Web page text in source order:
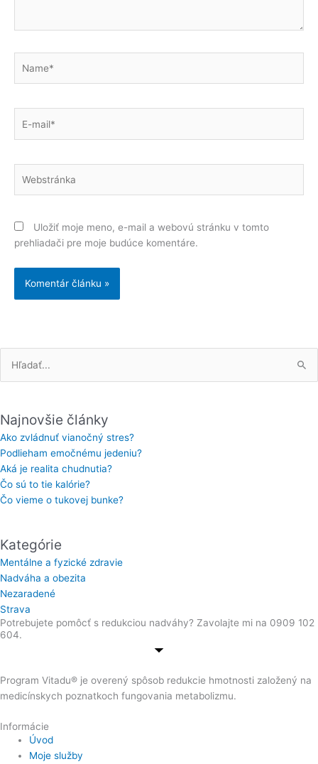
mail*
Uložiť moje meno, e-mail a webovú stránku v tomto
prehliadači pre moje budúce komentáre.
Vyhľadať:
Najnovšie články
Ako zvládnuť vianočný stres?
Podlieham emočnému jedeniu?
Aká je realita chudnutia?
Čo sú to tie kalórie?
Čo vieme o tukovej bunke?
Kategórie
Mentálne a fyzické zdravie
Nadváha a obezita
Nezaradené
Strava
Potrebujete pomôcť s redukciou nadváhy? Zavolajte mi na 0909 102
604.
Program Vitadu® je overený spôsob redukcie hmotnosti založený na
medicínskych poznatkoch fungovania metabolizmu.
Informácie
Úvod
Moje služby